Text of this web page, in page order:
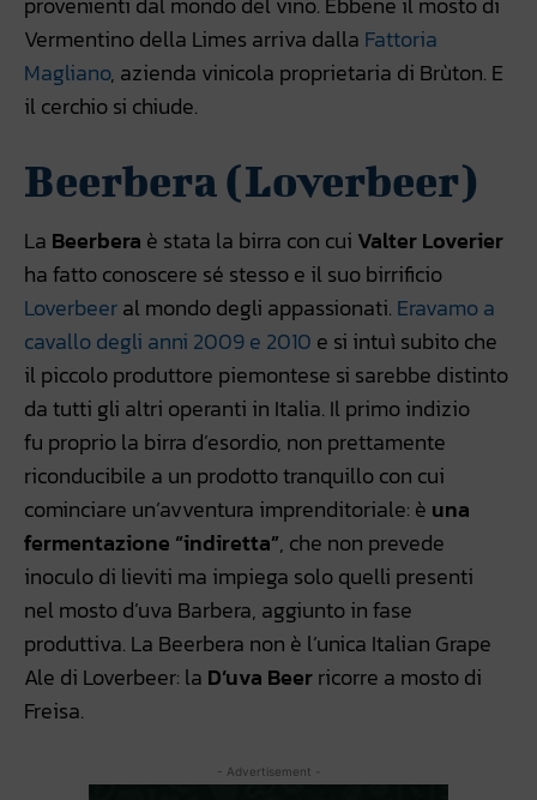
Vermentino della Limes arriva dalla Fattoria
Magliano, azienda vinicola proprietaria di Brùton. E
il cerchio si chiude.
Beerbera (Loverbeer)
La Beerbera è stata la birra con cui Valter Loverier
ha fatto conoscere sé stesso e il suo birrificio
Loverbeeral mondo degli appassionati. Eravamo a
cavallo degli anni 2009 e 2010 e si intuì subito che
il piccolo produttore piemontese si sarebbe distinto
da tutti gli altri operanti in Italia. Il primo indizio
fu proprio la birra d’esordio, non prettamente
riconducibile a un prodotto tranquillo con cui
cominciare un’avventura imprenditoriale: è una
fermentazione “indiretta”, che non prevede
inoculo di lieviti ma impiega solo quelli presenti
nel mosto d’uva Barbera, aggiunto in fase
produttiva. La Beerbera non è l’unica Italian Grape
Ale di Loverbeer: la D’uva Beerricorre a mosto di
Freisa.
- Advertisement -